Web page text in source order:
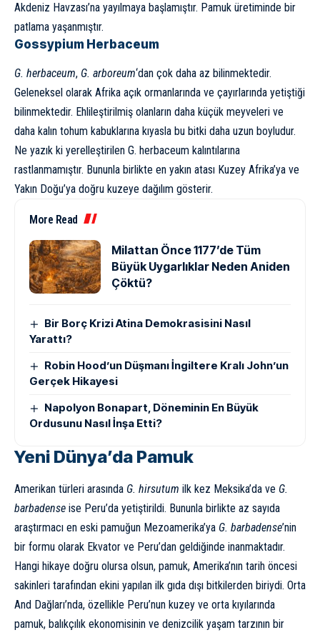
Akdeniz Havzası’na yayılmaya başlamıştır. Pamuk üretiminde bir
patlama yaşanmıştır.
Gossypium Herbaceum
G. herbaceum, G. arboreum‘dan çok daha az bilinmektedir.
Geleneksel olarak Afrika açık ormanlarında ve çayırlarında yetiştiği
bilinmektedir. Ehlileştirilmiş olanların daha küçük meyveleri ve
daha kalın tohum kabuklarına kıyasla bu bitki daha uzun boyludur.
Ne yazık ki yerelleştirilen G. herbaceum kalıntılarına
rastlanmamıştır. Bununla birlikte en yakın atası Kuzey Afrika’ya ve
Yakın Doğu’ya doğru kuzeye dağılım gösterir.
More Read
Milattan Önce 1177’de Tüm
Büyük Uygarlıklar Neden Aniden
Çöktü?
Bir Borç Krizi Atina Demokrasisini Nasıl
Yarattı?
Robin Hood’un Düşmanı İngiltere Kralı John’un
Gerçek Hikayesi
Napolyon Bonapart, Döneminin En Büyük
Ordusunu Nasıl İnşa Etti?
Yeni Dünya’da Pamuk
Amerikan türleri arasında G. hirsutum ilk kez Meksika’da ve G.
barbadense ise Peru’da yetiştirildi. Bununla birlikte az sayıda
araştırmacı en eski pamuğun Mezoamerika’ya G. barbadense’nin
bir formu olarak Ekvator ve Peru’dan geldiğinde inanmaktadır.
Hangi hikaye doğru olursa olsun, pamuk, Amerika’nın tarih öncesi
sakinleri tarafından ekini yapılan ilk gıda dışı bitkilerden biriydi. Orta
And Dağları’nda, özellikle Peru’nun kuzey ve orta kıyılarında
pamuk, balıkçılık ekonomisinin ve denizcilik yaşam tarzının bir